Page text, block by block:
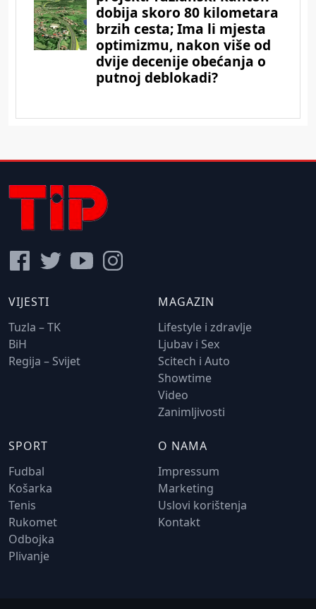
VIJESTI
Tuzla – TK
BiH
Regija – Svijet
MAGAZIN
Lifestyle i zdravlje
Ljubav i Sex
Scitech i Auto
Showtime
Video
Zanimljivosti
SPORT
Fudbal
Košarka
Tenis
Rukomet
Odbojka
Plivanje
O NAMA
Impressum
Marketing
Uslovi korištenja
Kontakt